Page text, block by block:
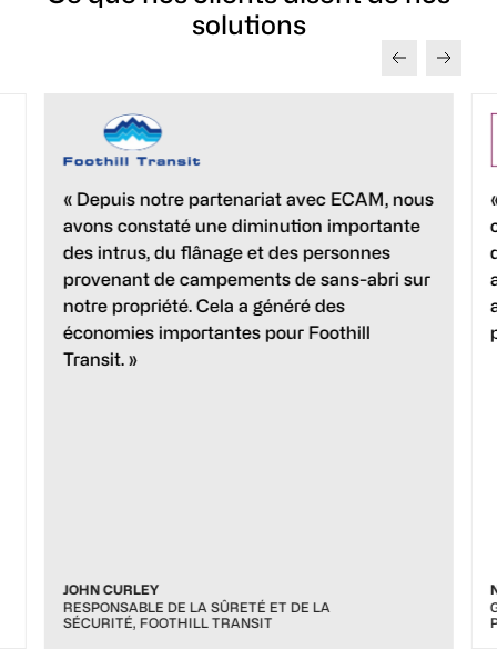
protéger votre équipe.
nécessaire.
batteries de secours et de la connectivité cellulaire, ce
qui les rend idéales pour les endroits éloignés ou
mêmes alertes en temps réel que nos systèmes
traditionnels, sans avoir besoin d’une infrastructure
solutions
« Depuis notre partenariat avec ECAM, nous
avons constaté une diminution importante
des intrus, du flânage et des personnes
provenant de campements de sans-abri sur
notre propriété. Cela a généré des
économies importantes pour Foothill
Transit. »
JOHN CURLEY
RESPONSABLE DE LA SÛRETÉ ET DE LA
SÉCURITÉ, FOOTHILL TRANSIT